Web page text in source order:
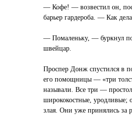
— Кофе! — возвестил он,
барьер гардероба. — Как
— Помаленьку, — буркнул
швейцар.
Проспер Донж спустился в
его помощницы — «три
называли. Все три —
ширококостные, уродливые;
злая. Они уже принялись за